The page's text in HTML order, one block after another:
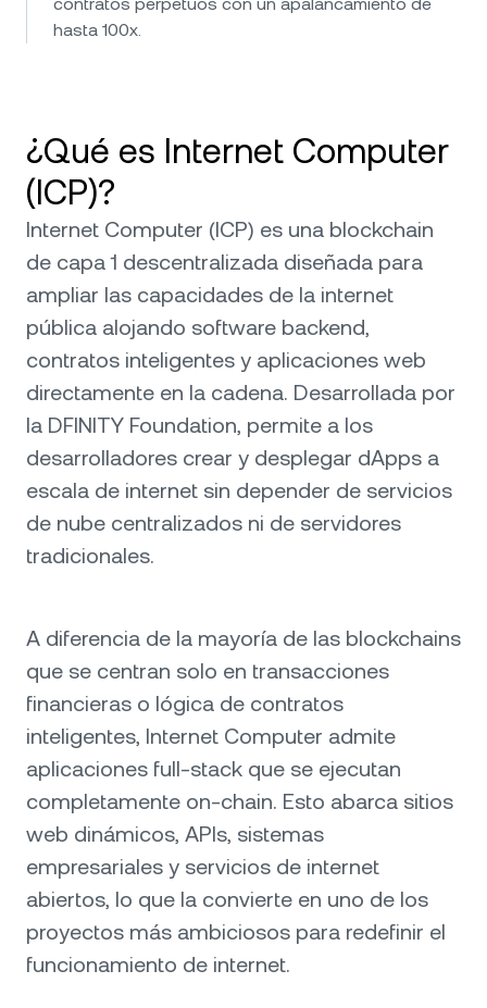
hasta 100x.
¿Qué es Internet Computer
(ICP)?
Internet Computer (ICP) es una blockchain
de capa 1 descentralizada diseñada para
ampliar las capacidades de la internet
pública alojando software backend,
contratos inteligentes y aplicaciones web
directamente en la cadena. Desarrollada por
la DFINITY Foundation, permite a los
desarrolladores crear y desplegar dApps a
escala de internet sin depender de servicios
de nube centralizados ni de servidores
tradicionales.
A diferencia de la mayoría de las blockchains
que se centran solo en transacciones
financieras o lógica de contratos
inteligentes, Internet Computer admite
aplicaciones full-stack que se ejecutan
completamente on-chain. Esto abarca sitios
web dinámicos, APIs, sistemas
empresariales y servicios de internet
abiertos, lo que la convierte en uno de los
proyectos más ambiciosos para redefinir el
funcionamiento de internet.